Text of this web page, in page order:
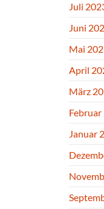
Juli
Juni
Mai
April
März
Januar